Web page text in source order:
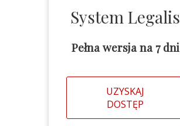
System Legalis
Pełna wersja na 7 dni
UZYSKAJ
DOSTĘP